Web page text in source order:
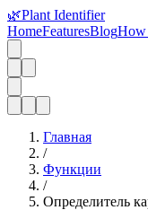
🌿Plant Identifier
HomeFeaturesBlogHow
Главная
/
Функции
/
Определитель